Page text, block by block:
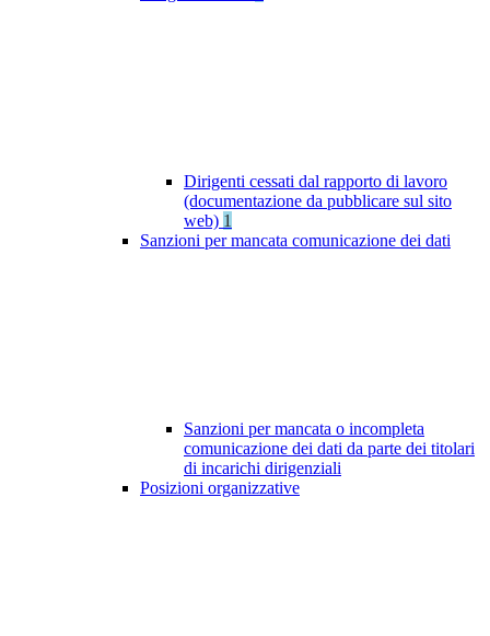
Dirigenti cessati dal rapporto di lavoro
(documentazione da pubblicare sul sito
web) 1
Sanzioni per mancata comunicazione dei dati
Sanzioni per mancata o incompleta
comunicazione dei dati da parte dei titolari
di incarichi dirigenziali
Posizioni organizzative